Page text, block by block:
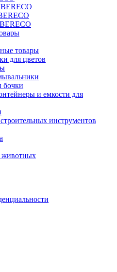
товары
для цветов
бочки
и емкости для
инструментов
животных